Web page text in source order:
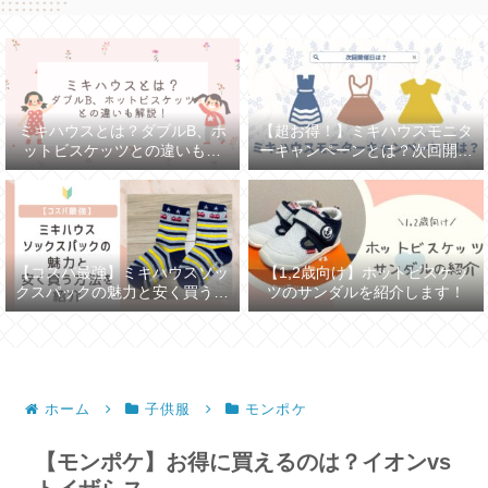
ミキハウスとは？ダブルB、ホ
ットビスケッツとの違いも解
説！
【超お得！】ミキハウスモニタ
ーキャンペーンとは？次回開催
日は？
【コスパ最強】ミキハウスソッ
クスパックの魅力と安く買う方
法を紹介
【1,2歳向け】ホットビスケッ
ツのサンダルを紹介します！
ホーム 子供服 モンポケ
【モンポケ】お得に買えるのは？イオンvs